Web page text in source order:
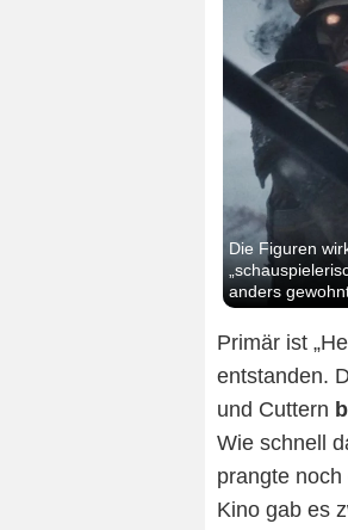
Die Figuren
anders
Primär ist
entstanden.
und Cuttern
Wie schnell
prangte noch
Kino gab es